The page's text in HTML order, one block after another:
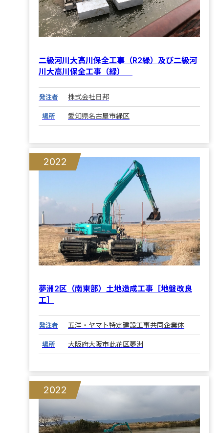
二級河川大高川保全工事（R2緑）及び二級河
川大高川保全工事（緑）
発注者 株式会社日邦
場所 愛知県名古屋市緑区
2022
夢洲2区（南東部）土地造成工事［地盤改良
工］
発注者 五洋・ヤマト特定建設工事共同企業体
場所 大阪府大阪市此花区夢洲
2022